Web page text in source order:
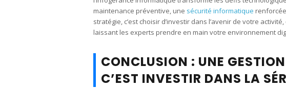
maintenance préventive, une sécurité informatique
stratégie, c’est choisir d’investir dans l’avenir de votre
laissant les experts prendre en main votre environnement
CONCLUSION : UNE
C’EST INVESTIR DANS LA